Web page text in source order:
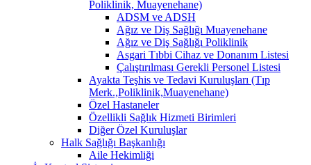
Poliklinik, Muayenehane)
ADSM ve ADSH
Ağız ve Diş Sağlığı Muayenehane
Ağız ve Diş Sağlığı Poliklinik
Asgari Tıbbi Cihaz ve Donanım Listesi
Çalıştırılması Gerekli Personel Listesi
Ayakta Teşhis ve Tedavi Kuruluşları (Tıp
Merk.,Poliklinik,Muayenehane)
Özel Hastaneler
Özellikli Sağlık Hizmeti Birimleri
Diğer Özel Kuruluşlar
Halk Sağlığı Başkanlığı
Aile Hekimliği